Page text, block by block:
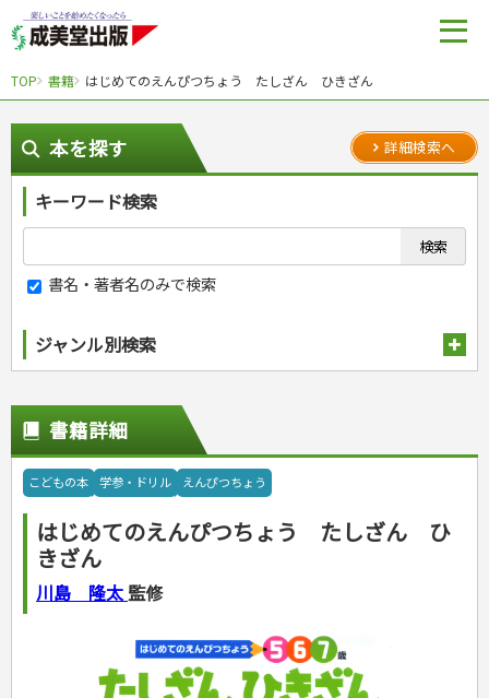
TOP 書籍 はじめてのえんぴつちょう たしざん ひきざん
本を探す 詳細検索へ
キーワード検索
書名・著者名のみで検索
ジャンル別検索
スポーツ
スポーツルール
野球
ゴルフ
ジュニアスポーツ
その他スポーツ
自然・アウトドア・ペット
アウトドア
犬・猫
園芸・野菜づくり
雑学
娯楽・ゲーム・占い
ナンプレ
ゲーム・マジック
家相・風水・占い
カルチャー・芸術・趣味
音楽・楽器
趣味・鑑賞・カメラ
絵画・デッサン
辞典
語学・旅行会話
運転免許
原付・二輪
普通免許
生活・暮らし
料理
料理・レシピ
各国料理
お弁当
調理器具クッキング
飲み物・お酒
手芸・クラフト
ソーイング
クラフト
インテリア・ハウジング
収納・掃除・暮らし
美容・ファッション
ダイエット・エクササイズ
着物・着つけ
冠婚葬祭・手紙・ペン字
手紙・ペン字
妊娠・出産・育児
健康と保育
家庭医学・健康
ツボ・マッサージ
家庭医学・病気
健康知識
栄養事典
看護・介護
看護一般
介護一般
保育・教育
パネルシアター
指導マニュアル
こどもの本
児童一般
おりがみ・あやとり
なぞなぞ・ゲーム
占い・心理ゲーム
読み物・絵本
音と光のでる絵本
学参・ドリル
夏休みドリル
総復習ドリル
自由研究・読書感想文
えんぴつちょう
就職活動
就職活動
就職試験
資格試験
漢字検定・数学検定
簿記検定
経営・経済・法律
マネー・株・資産
自己啓発
国内・海外旅行
書籍詳細
こどもの本 学参・ドリル えんぴつちょう
はじめてのえんぴつちょう たしざん ひ
きざん
川島 隆太 監修